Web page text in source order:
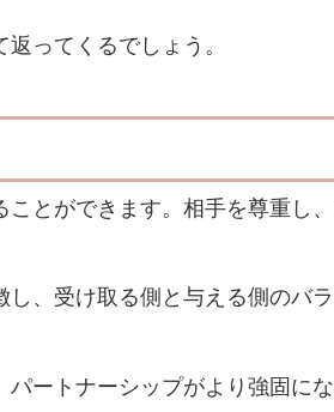
ってくるでしょう。
とができます。相手を尊重し
、受け取る側と与える側のバ
ートナーシップがより強固に